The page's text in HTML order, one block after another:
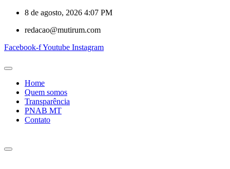
8 de agosto, 2026 4:07 PM
redacao@mutirum.com
Facebook-fYoutube Instagram
Home
Quem somos
Transparência
PNAB MT
Contato